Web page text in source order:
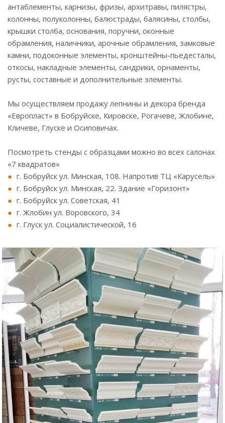
антаблементы, карнизы, фризы, архитравы, пилястры,
колонны, полуколонны, балюстрады, балясины, столбы,
крышки столба, основания, поручни, оконные
обрамления, наличники, арочные обрамления, замковые
камни, подоконные элементы, кронштейны-пьедесталы,
откосы, накладные элементы, сандрики, орнаменты,
русты, составные и дополнительные элементы.
Мы осуществляем продажу лепнины и декора бренда
«Европласт» в Бобруйске, Кировске, Рогачеве, Жлобине,
Кличеве, Глуске и Осиповичах.
Посмотреть стенды с образцами можно во всех салонах
«7 квадратов»
г. Бобруйск ул. Минская, 108. Напротив ТЦ «Карусель»
г. Бобруйск ул. Минская, 22. Здание «Горизонт»
г. Бобруйск ул. Советская, 41
г. Жлобин ул. Воровского, 34
г. Глуск ул. Социалистической, 16